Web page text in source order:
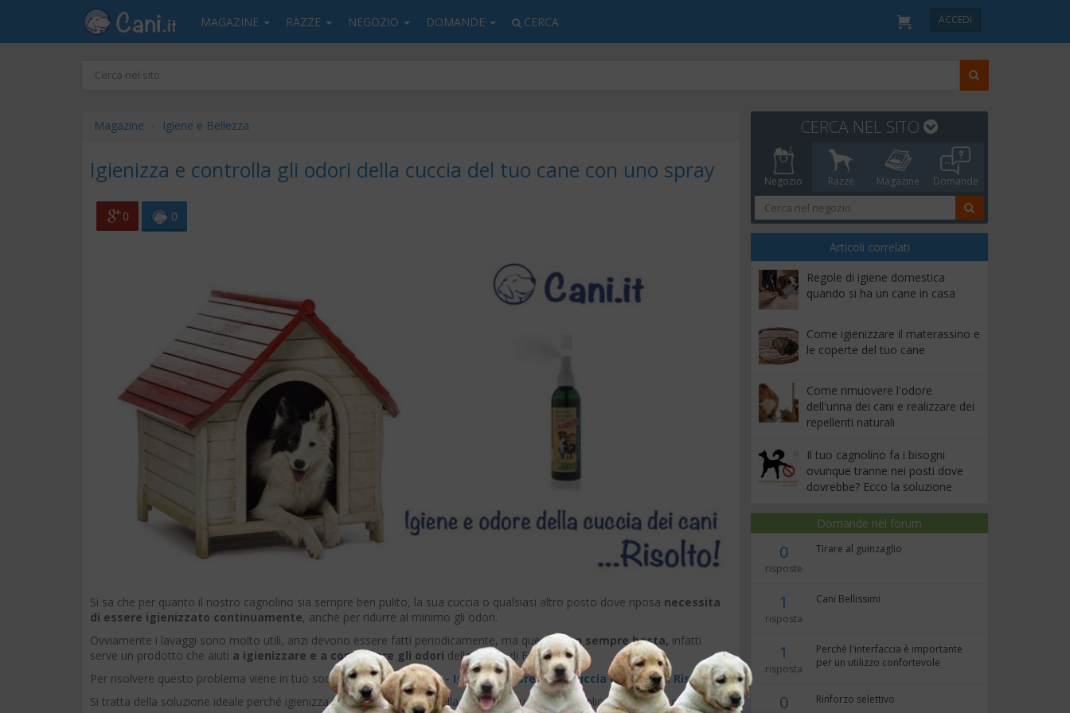
MAGAZINE RAZZE NEGOZIO DOMANDE CERCA ACCEDI
Magazine Igiene e Bellezza
Igienizza e controlla gli odori della cuccia del tuo cane con uno spray
0 0
Sì sa che per quanto il nostro cagnolino sia sempre ben pulito, la sua cuccia o qualsiasi altro posto dove riposa necessita
di essere igienizzato continuamente, anche per ridurre al minimo gli odori.
Ovviamente i lavaggi sono molto utili, anzi devono essere fatti periodicamente, ma questonon sempre basta, infatti
serve un prodotto che aiuti a igienizzare e a controllare gli odori della cuccia di Fido.
Per risolvere questo problema viene in tuo soccorso:PetFormance - Igiene e odore della cuccia dei cani .... Risolto !
Si tratta della soluzione ideale perché igienizza e controlla gli odori della cuccia del tuo cane semplicemente con uno spray.
CERCA NEL SITO
Negozio Razze Magazine Domande
Articoli correlati
Regole di igiene domestica
quando si ha un cane in casa
Come igienizzare il materassino e
le coperte del tuo cane
Come rimuovere l'odore
dell'urina dei cani e realizzare dei
repellenti naturali
Il tuo cagnolino fa i bisogni
ovunque tranne nei posti dove
dovrebbe? Ecco la soluzione
Domande nel forum
0
risposte
Tirare al guinzaglio
1
risposta
Cani Bellissimi
1
risposta
Perché l'interfaccia è importante
per un utilizzo confortevole
0 Rinforzo selettivo